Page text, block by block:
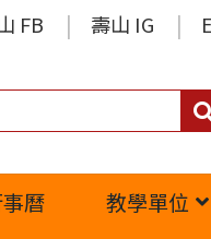
FB 壽山 IG
曆 教學單位